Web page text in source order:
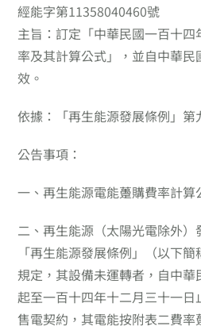
經能字第11358040460號
主旨：訂定「中華民國一百十
率及其計算公式」，並自中華
效。
依據：
「再生能源發展條例」第
公告事項：
一、再生能源電能躉購費率計算
二、再生能源（太陽光電除外
「再生能源發展條例」（以下
規定，其設備未運轉者，自中
起至一百十四年十二月三十一
售電契約，其電能按附表二費率